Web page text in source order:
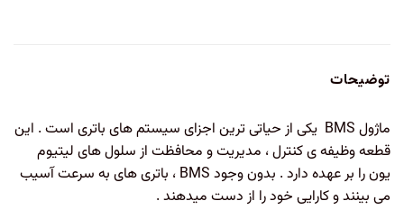
توضیحات
ماژول BMS یکی از حیاتی ترین اجزای سیستم های باتری است . این
قطعه وظیفه ی کنترل ، مدیریت و محافظت از سلول های لیتیوم
یون را بر عهده دارد . بدون وجود BMS ، باتری های به سرعت آسیب
می بینند و کارایی خود را از دست میدهند .